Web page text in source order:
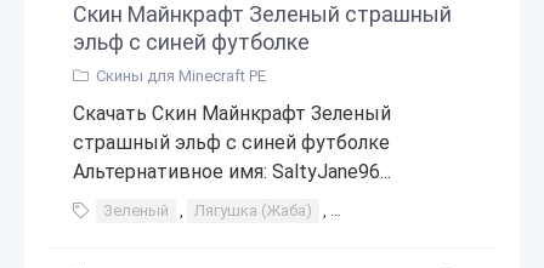
Скин Майнкрафт Зеленый страшный
эльф с синей футболке
Скины для Minecraft PE
Скачать Скин Майнкрафт Зеленый
страшный эльф с синей футболке
Альтернативное имя: SaltyJane96...
Зеленый , Лягушка (Жаба) , Голубая рубашка